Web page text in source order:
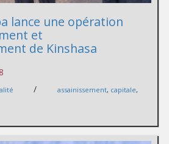
lance une opération
et
de Kinshasa
/ assainissement, capitale,